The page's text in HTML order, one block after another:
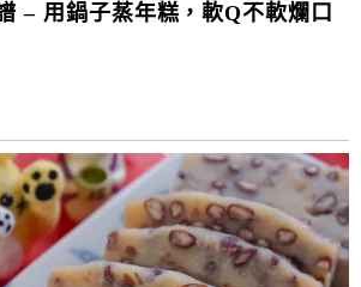
– 用鍋子蒸年糕，軟Q不軟爛口